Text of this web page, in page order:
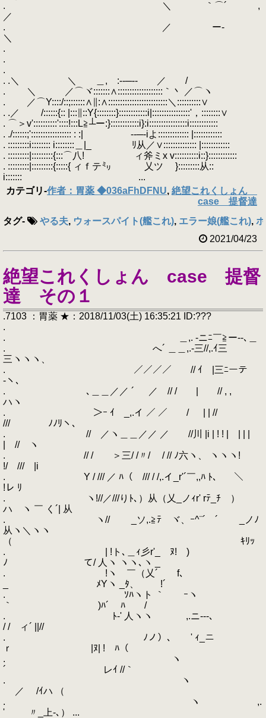
. ＼ ｀⌒´ ,
／
. ／ ー‐
＼
.
.
.
. .＼ ＼ ＿, :-‐─‐- ／ /
. ＼ ／⌒ヾ:::::::∧:::::::::::::::::::｀丶 ／⌒ヽ
. ／⌒Y::::/::;::::::∧∥:∧:::::::::::::::::::::::::＼::::::::::∨
. .／ /::::::{:: |:::∥::Y{::::::::}::::::::::::i|::::::::::::::::'，::::::::∨
. ⌒＞v'::::::::::'::::!:::L≧┴ー:}::::::::::::i}:i::::::::::::::::i::::::::::::
. ./::::::;'::::::::::::::::: : :| -‐─-iよ::::::::::::: |::::::::::::
. :::::::::i:::::::: i::::::::＿|_ ﾘ从／∨:::::::::::::: |::::::::::::
. :::::::::|:::::::::{:::⌒八! ィ斧ミx v::::::::::i::}::::::::::::
. :::::::::|:::::::::{:::::{ ィｆテ㍉ 乂ツ }:::::::::从::
i::::::: ...
カテゴリ-作者：胃薬 ◆036aFhDFNU, 絶望これくしょん
case 提督達
タグ- やる夫, ウォースパイト(艦これ), エラー娘(艦これ),
2021/04/23
絶望これくしょん case 提督
達 その１
.7103 ：胃薬 ★：2018/11/03(土) 16:35:21 ID:???
.
. ＿,. -ニﾆ￣≧ー--､＿
. へ´ ＿＿,.-三//,.ｲ三
三ヽヽヽ、
. ／／／／ // ｲ |三ﾆーテ￣
-ヽ、
. ､＿＿／／ ´ ／ // / | // , ,
ハヽ
. ＞ｰ ｲ _,.イ ／ ／ / | | //
/// ﾉﾉﾘヽ、
. // ／ヽ＿＿／／ ／ //川 |i | ! ! | | | |
| // ヽ
. // / ＞三/ /〃/ / // ﾉ六ヽ、 ヽヽヽ!
!/ /// |i
. Y / /// ／ ﾊ（ /// / /,.イ_r'´￣,,ﾊ ﾄ、 ＼
!レ ﾘ
. ヽ!//／///りﾄ､）从（乂_ノｨr' rﾃ_ﾁ ）
ハ ヽ ￣ く´| 从
. ヽ// _ソ,.≧ﾃゝヾ、ｰ^¨´ ´ _ノﾉ
从ヽ＼ヽヽ
（ ｷﾘｯ
. | !ト､＿ｨ彡r'_ゞﾇ! )
ﾉ て/ 人ヽ ヽヽ､ヽ _
. !ヽ ￣（乂´ f、
_ ﾒYヽ _ﾀ、 !´
. ゝ ｿﾊヽト ｀ ｰヽ
｀ )ﾊ´ ﾊ /
. ﾄ-' 人ヽヽ ,.ニ‐--､
/ / ィ´ ||//
. ￣ ﾉノ）､ ' ｨ_ニ
ｒ |ﾇ| ! ﾊ（
. ヽ
´ レｲ //｀
. ヽ
／ /ｲハ （
. ヽ ,.
' 〃_上-､） ...